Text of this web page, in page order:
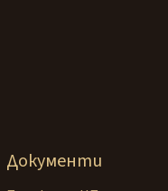
Документи